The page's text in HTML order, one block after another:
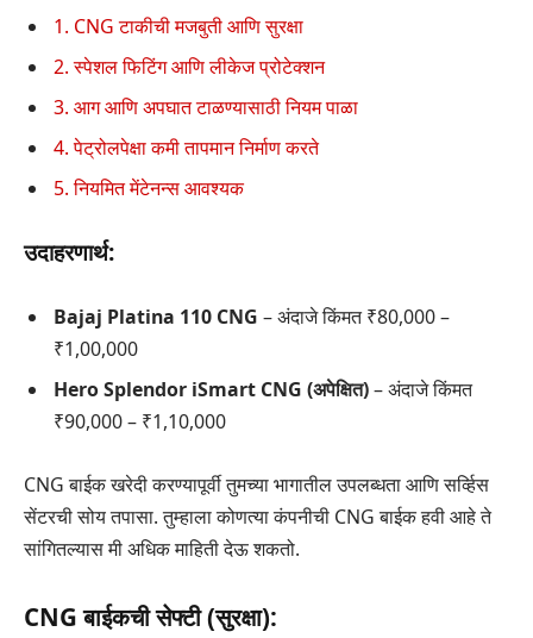
1. CNG टाकीची मजबुती आणि सुरक्षा
2. स्पेशल फिटिंग आणि लीकेज प्रोटेक्शन
3. आग आणि अपघात टाळण्यासाठी नियम पाळा
4. पेट्रोलपेक्षा कमी तापमान निर्माण करते
5. नियमित मेंटेनन्स आवश्यक
उदाहरणार्थ:
Bajaj Platina 110 CNG – अंदाजे किंमत ₹80,000 –
₹1,00,000
Hero Splendor iSmart CNG (अपेक्षित)– अंदाजे किंमत
₹90,000 – ₹1,10,000
CNG बाईक खरेदी करण्यापूर्वी तुमच्या भागातील उपलब्धता आणि सर्व्हिस
सेंटरची सोय तपासा. तुम्हाला कोणत्या कंपनीची CNG बाईक हवी आहे ते
सांगितल्यास मी अधिक माहिती देऊ शकतो.
CNG बाईकची सेफ्टी (सुरक्षा):